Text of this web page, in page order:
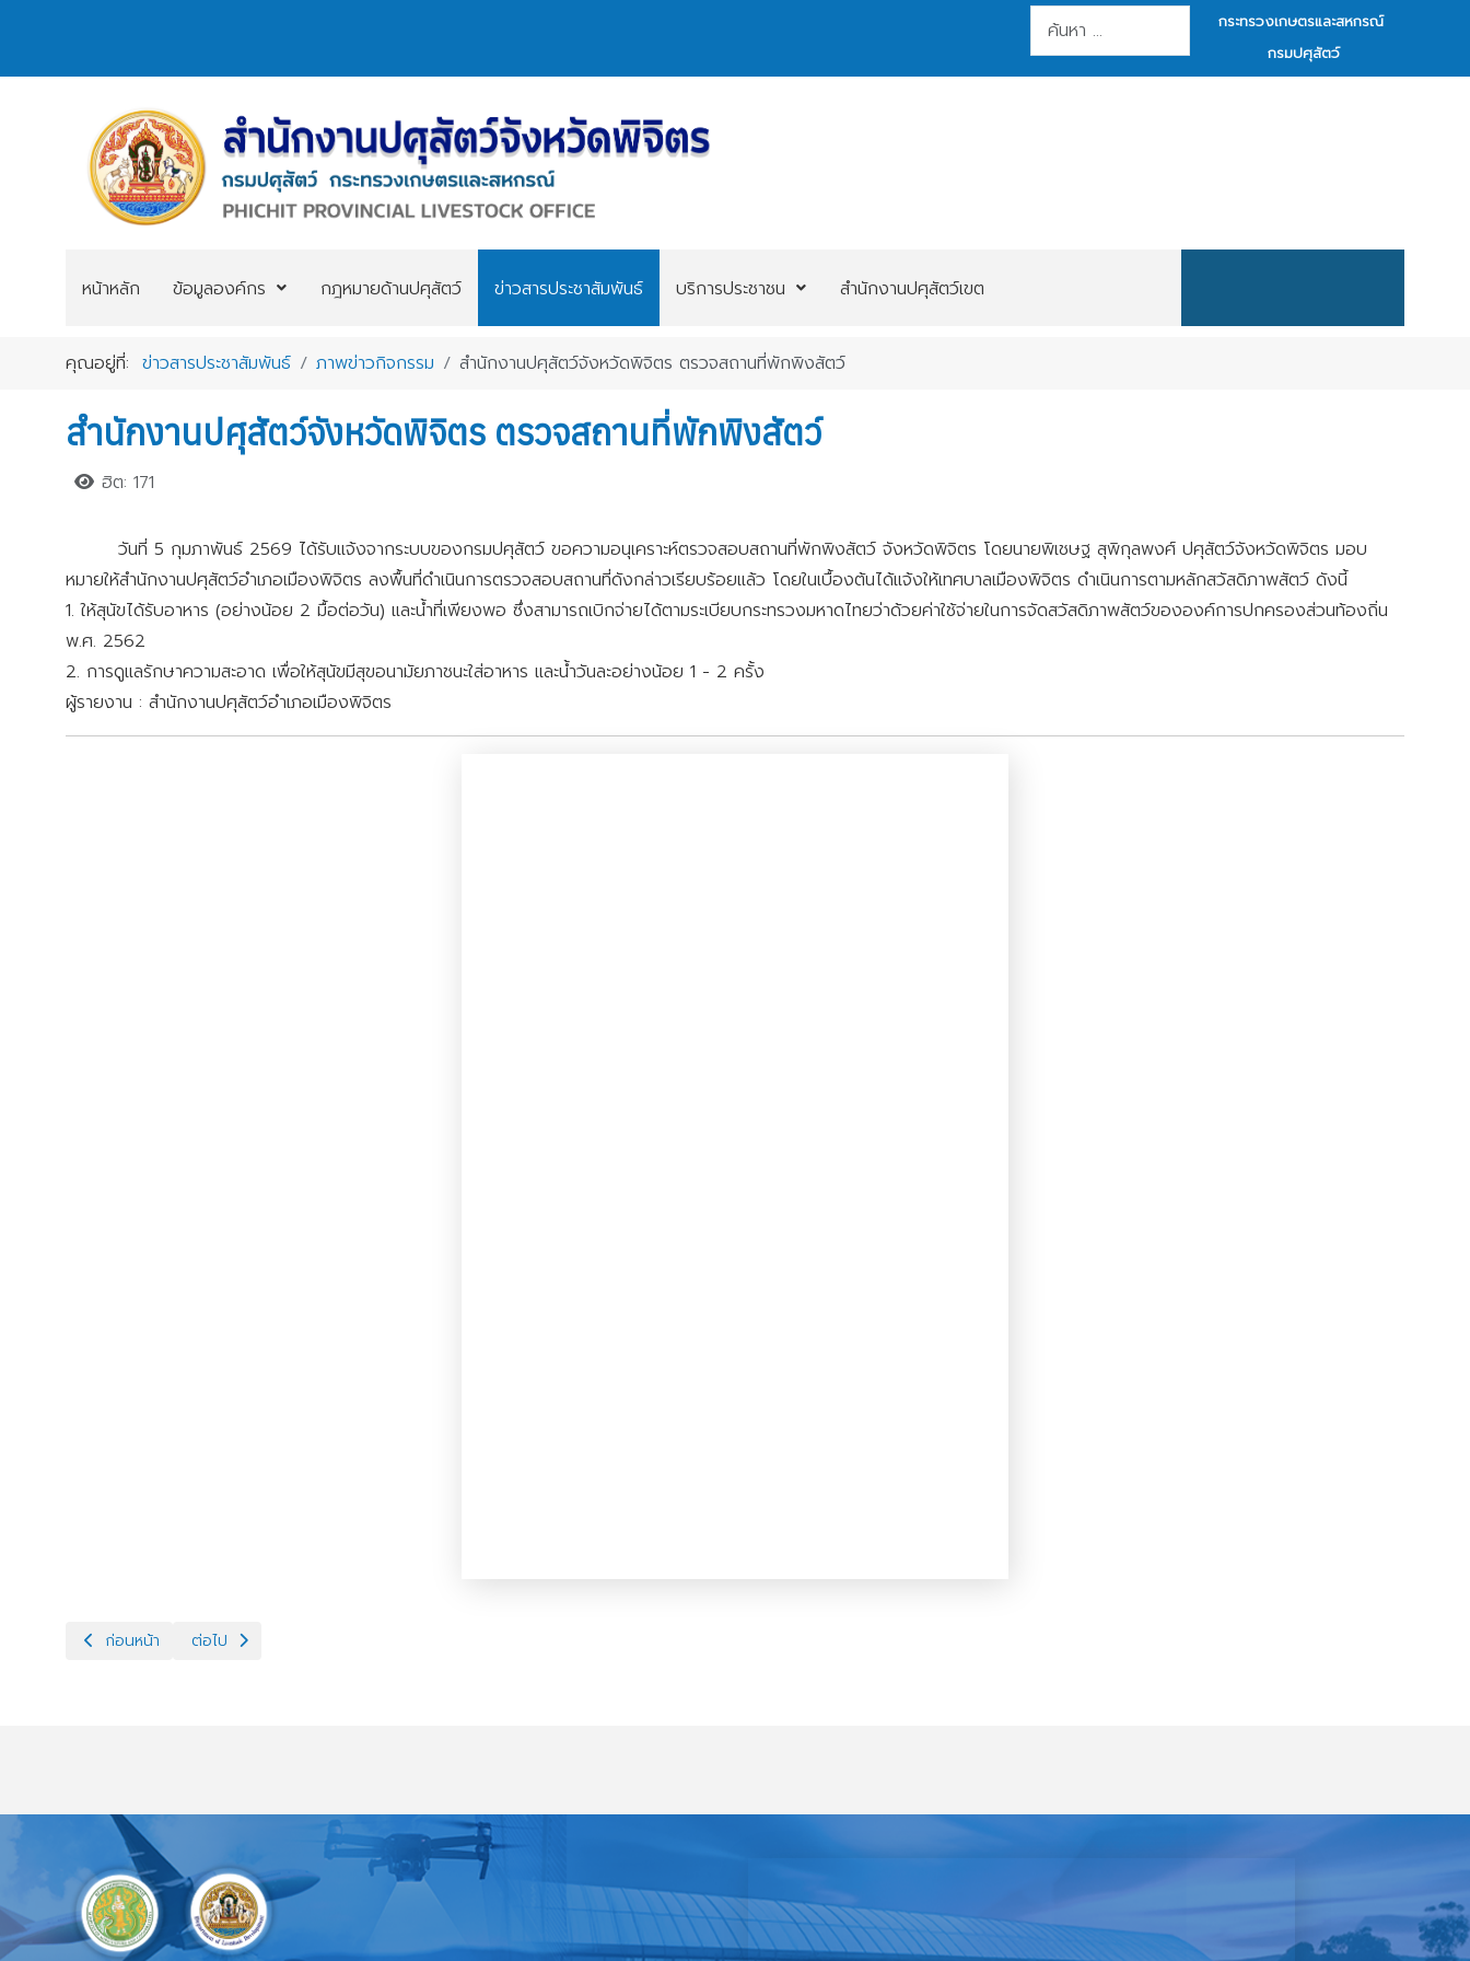
การค้นหา
กระทรวงเกษตรและสหกรณ์
กรมปศุสัตว์
หน้าหลัก ข้อมูลองค์กร กฎหมายด้านปศุสัตว์ ข่าวสารประชาสัมพันธ์ บริการประชาชน สำนักงานปศุสัตว์เขต
คุณอยู่ที่:ข่าวสารประชาสัมพันธ์ ภาพข่าวกิจกรรม สำนักงานปศุสัตว์จังหวัดพิจิตร ตรวจสถานที่พักพิงสัตว์
สำนักงานปศุสัตว์จังหวัดพิจิตร ตรวจสถานที่พักพิงสัตว์
ฮิต: 171
วันที่ 5 กุมภาพันธ์ 2569 ได้รับแจ้งจากระบบของกรมปศุสัตว์ ขอความอนุเคราะห์ตรวจสอบสถานที่พักพิงสัตว์ จังหวัดพิจิตร โดยนายพิเชษฐ สุพิกุลพงศ์ ปศุสัตว์จังหวัดพิจิตร มอบ
หมายให้สำนักงานปศุสัตว์อำเภอเมืองพิจิตร ลงพื้นที่ดำเนินการตรวจสอบสถานที่ดังกล่าวเรียบร้อยแล้ว โดยในเบื้องต้นได้แจ้งให้เทศบาลเมืองพิจิตร ดำเนินการตามหลักสวัสดิภาพสัตว์ ดังนี้
1. ให้สุนัขได้รับอาหาร (อย่างน้อย 2 มื้อต่อวัน) และน้ำที่เพียงพอ ซึ่งสามารถเบิกจ่ายได้ตามระเบียบกระทรวงมหาดไทยว่าด้วยค่าใช้จ่ายในการจัดสวัสดิภาพสัตว์ขององค์การปกครองส่วนท้องถิ่น
พ.ศ. 2562
2. การดูแลรักษาความสะอาด เพื่อให้สุนัขมีสุขอนามัยภาชนะใส่อาหาร และน้ำวันละอย่างน้อย 1 - 2 ครั้ง
ผู้รายงาน : สำนักงานปศุสัตว์อำเภอเมืองพิจิตร
เนื้อหาก่อนหน้า: ประชุมคณะทำงานขับเคลื่อนงานด้านนโยบายกรม DLD-C จังหวัดพิจิตร ครั้งที่ 1/2569 และประชุมประจำเดือนมกราคม 2569
ก่อนหน้า เนื้อหาถัดไป: สำนักงานปศุสัตว์จังหวัดพิจิตร จัดกิจกรรมผ่าตัดทำหมันสุนัขและแมว ภายใต้โครงการสัตว์ปลอดโรค คนปลอดภัยจากโรคพิษสุนัขบ้าฯ
ต่อไป